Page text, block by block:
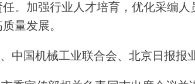
。加强行业人才培育，优化采编
量发展。
国机械工业联合会、北京日报报